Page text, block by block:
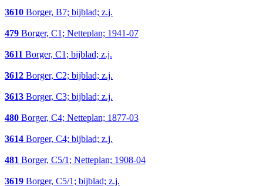
3610 Borger, B7; bijblad; z.j.
479 Borger, C1; Netteplan; 1941-07
3611 Borger, C1; bijblad; z.j.
3612 Borger, C2; bijblad; z.j.
3613 Borger, C3; bijblad; z.j.
480 Borger, C4; Netteplan; 1877-03
3614 Borger, C4; bijblad; z.j.
481 Borger, C5/1; Netteplan; 1908-04
3619 Borger, C5/1; bijblad; z.j.